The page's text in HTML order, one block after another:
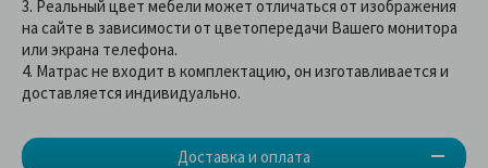
Доставка и оплата
3. Реальный цвет мебели может отличаться от изображения
на сайте в зависимости от цветопередачи Вашего монитора
или экрана телефона.
4. Матрас не входит в комплектацию, он изготавливается и
доставляется индивидуально.